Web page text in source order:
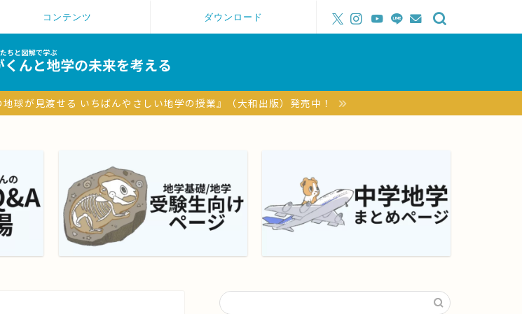
コンテンツ ダウンロード
球が見渡せる いちばんやさしい地学の授業』（大和出版）発売中！